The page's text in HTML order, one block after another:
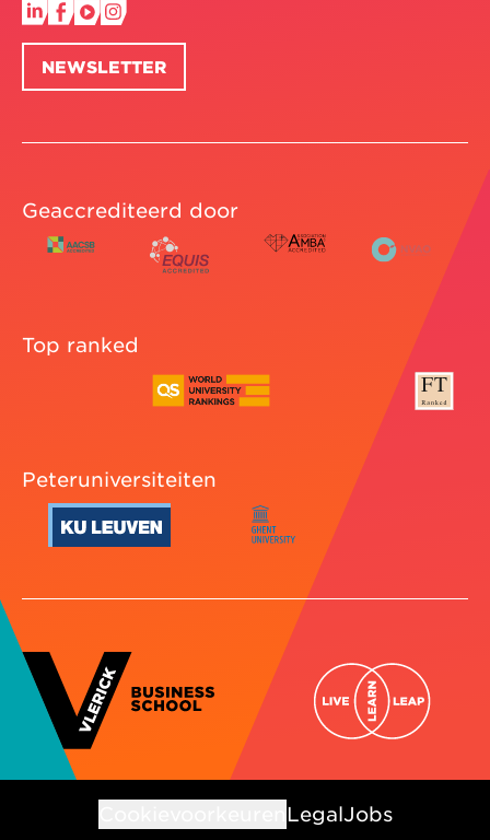
NEWSLETTER
Geaccrediteerd door
Top ranked
Peteruniversiteiten
LegalJobs